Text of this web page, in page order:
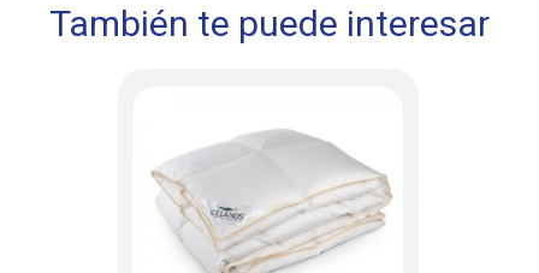
También te puede interesar